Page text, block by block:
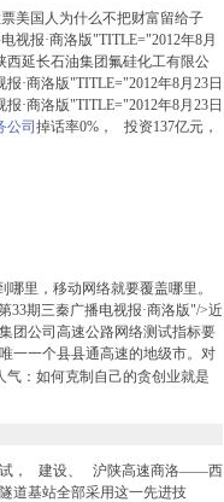
美国人为什么不把财富留给子
报·商洛版"TITLE="2012年8月
延长石油集团氟硅化工有限公
·商洛版"TITLE="2012年8月23日
·商洛版"TITLE="2012年8月23日
公司 掉话率0%， 投资137亿元，
哪里，移动网络就要覆盖哪里。
33期三秦广播电视报·商洛版"/>近
团公司高速公路网络测试指标要
一一个县县通高速的地级市。对
气：如何克制自己的贪创业就是
试， 建设、 沪陕高速商洛——西
道基站全部采用这一先进技